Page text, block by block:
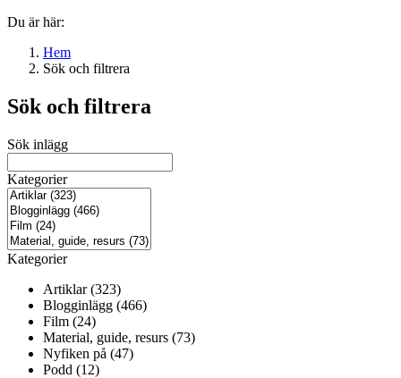
Du är här:
Hem
Sök och filtrera
Sök och filtrera
Sök inlägg
Kategorier
Kategorier
Artiklar (323)
Blogginlägg (466)
Film (24)
Material, guide, resurs (73)
Nyfiken på (47)
Podd (12)